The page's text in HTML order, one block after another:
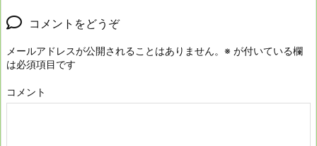
コメントをどうぞ
メールアドレスが公開されることはありません。 ※ が付いている欄
は必須項目です
コメント